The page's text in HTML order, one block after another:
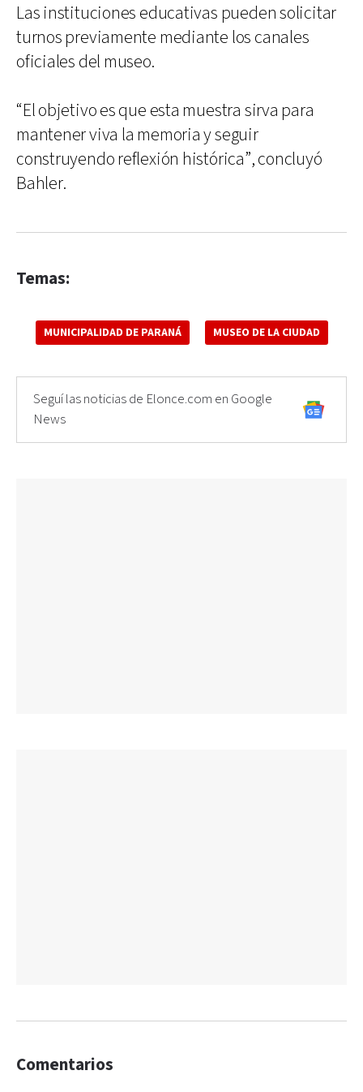
Las instituciones educativas pueden solicitar
turnos previamente mediante los canales
oficiales del museo.
“El objetivo es que esta muestra sirva para
mantener viva la memoria y seguir
construyendo reflexión histórica”, concluyó
Bahler.
Temas:
MUNICIPALIDAD DE PARANÁ MUSEO DE LA CIUDAD
Seguí las noticias de Elonce.com en Google
News
Comentarios